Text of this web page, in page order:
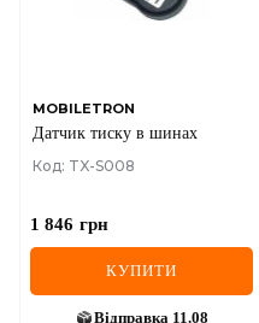
MOBILETRON
Датчик тиску в шинах
Код: TX-S008
1 846 грн
КУПИТИ
Відправка 11.08